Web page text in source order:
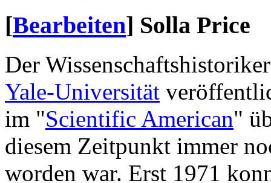
[Bearbeiten] Solla Price
Der
Yale-Universität
im "Scientific American"
diesem Zeitpunkt immer
worden war. Erst 1971